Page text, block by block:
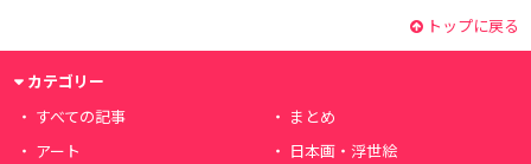
トップに戻る
カテゴリー
すべての記事
まとめ
アート
日本画・浮世絵